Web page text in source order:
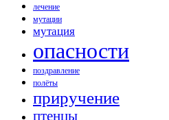
лечение
мутации
мутация
опасности
поздравление
полёты
приручение
птенцы